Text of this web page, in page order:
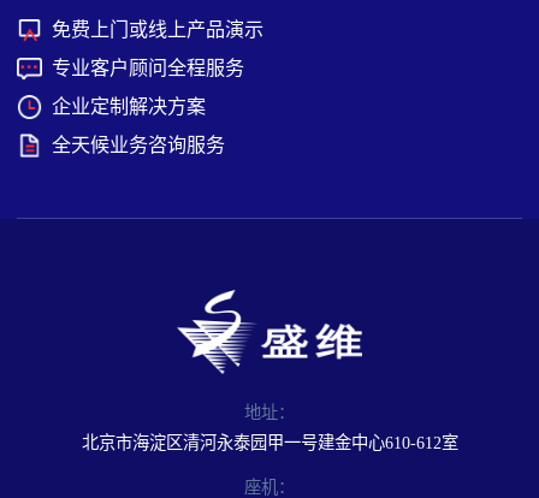
免费上门或线上产品演示
专业客户顾问全程服务
企业定制解决方案
全天候业务咨询服务
地址：
北京市海淀区清河永泰园甲一号建金中心610-612室
座机：